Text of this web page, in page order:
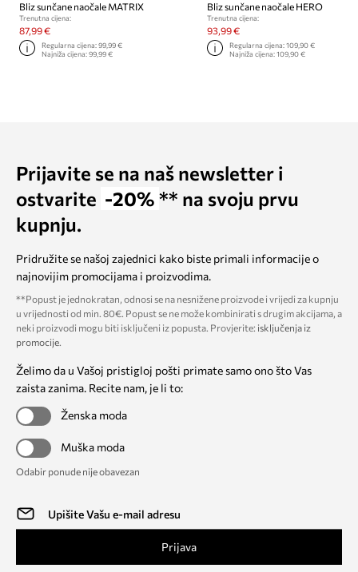
Bliz sunčane naočale MATRIX
Trenutna cijena:
87,99 €
Regularna cijena:99,99 €
Najniža cijena:99,99 €
Bliz sunčane naočale HERO
Trenutna cijena:
93,99 €
Regularna cijena: 109,90 €
Najniža cijena: 109,90 €
Prijavite se na naš newsletter i
ostvarite -20% ** na svoju prvu
kupnju.
Pridružite se našoj zajednici kako biste primali informacije o
najnovijim promocijama i proizvodima.
**Popust je jednokratan, odnosi se na nesnižene proizvode i vrijedi za kupnju
u vrijednosti od min. 80€. Popust se ne može kombinirati s drugim akcijama, a
neki proizvodi mogu biti isključeni iz popusta. Provjerite: isključenja iz
promocije.
Želimo da u Vašoj pristigloj pošti primate samo ono što Vas
zaista zanima. Recite nam, je li to:
Ženska moda
Muška moda
Odabir ponude nije obavezan
Prijava